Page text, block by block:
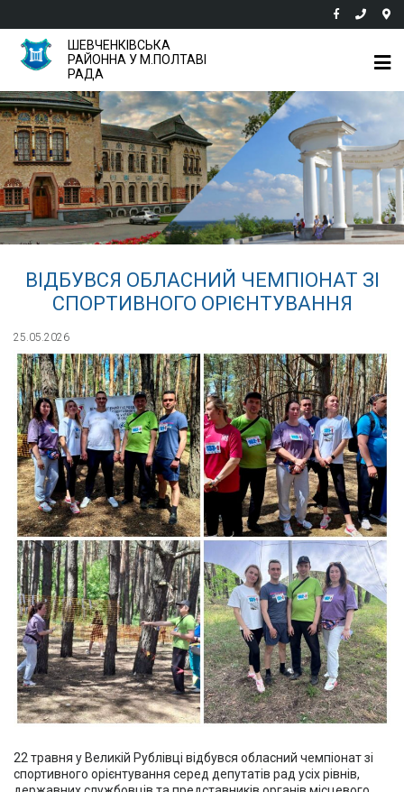
ШЕВЧЕНКІВСЬКА
РАЙОННА У М.ПОЛТАВІ
РАДА
ВІДБУВСЯ ОБЛАСНИЙ ЧЕМПІОНАТ ЗІ
СПОРТИВНОГО ОРІЄНТУВАННЯ
25.05.2026
22 травня у Великій Рублівці відбувся обласний чемпіонат зі
спортивного орієнтування серед депутатів рад усіх рівнів,